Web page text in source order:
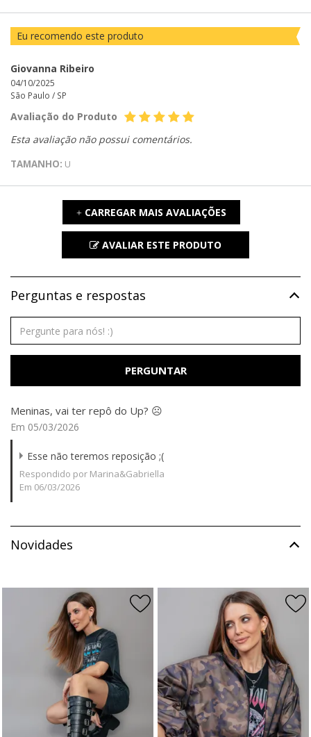
Eu recomendo este produto
Giovanna Ribeiro
04/10/2025
São Paulo / SP
Avaliação do Produto
Esta avaliação não possui comentários.
TAMANHO: U
+ CARREGAR MAIS AVALIAÇÕES
AVALIAR ESTE PRODUTO
Perguntas e respostas
PERGUNTAR
Meninas, vai ter repô do Up? ☹️
Em 05/03/2026
Esse não teremos reposição ;(
Respondido por Marina&Gabriella
Em 06/03/2026
Novidades